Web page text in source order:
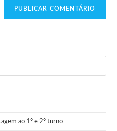
ao 1º e 2º turno